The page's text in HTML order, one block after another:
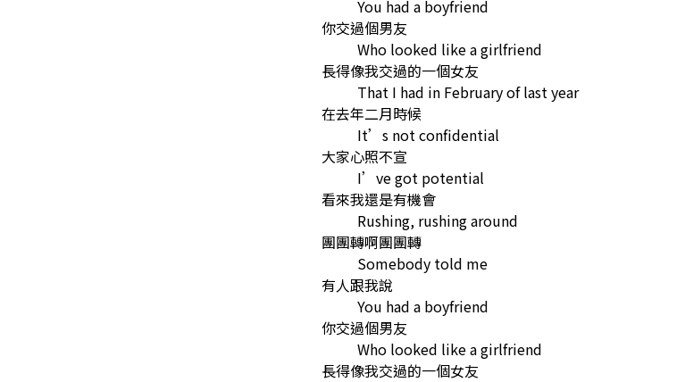
You had a boyfriend
你交過個男友
Who looked like a girlfriend
長得像我交過的一個女友
That I had in February of last year
在去年二月時候
It’s not confidential
大家心照不宣
I’ve got potential
看來我還是有機會
Rushing, rushing around
團團轉啊團團轉
Somebody told me
有人跟我說
You had a boyfriend
你交過個男友
Who looked like a girlfriend
長得像我交過的一個女友